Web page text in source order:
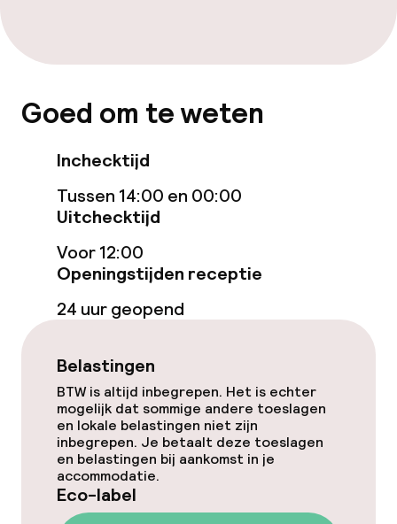
Restaurant
Bar
Eet- en drinkdiensten
Faciliteiten en diensten voor kinderen
Speeltuin
Schoonmaakvoorzieningen
Goed om te weten
Inchecktijd
Tussen 14:00 en 00:00
Uitchecktijd
Voor 12:00
Openingstijden receptie
24 uur geopend
Belastingen
BTW is altijd inbegrepen. Het is echter
mogelijk dat sommige andere toeslagen
en lokale belastingen niet zijn
inbegrepen. Je betaalt deze toeslagen
en belastingen bij aankomst in je
accommodatie.
Eco-label